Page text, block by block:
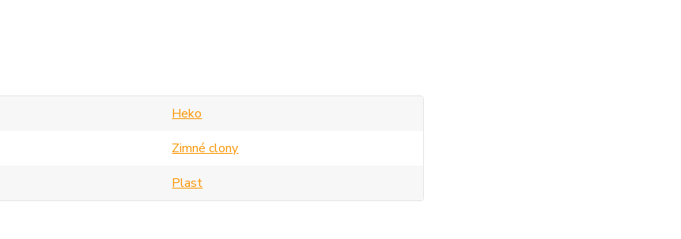
Heko
Zimné clony
Plast